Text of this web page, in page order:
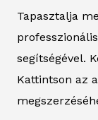
Tapasztalja
segítségével.
Kattintson az